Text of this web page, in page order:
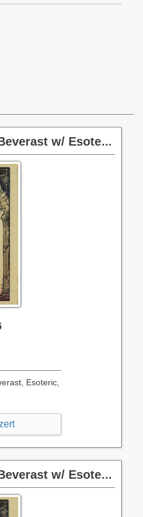
Esoteric & Imha Tarikat
Esoteric,
Esoteric & Imha Tarikat